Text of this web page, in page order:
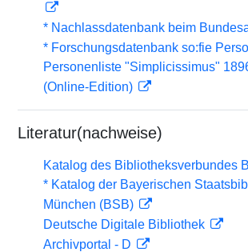
* Nachlassdatenbank beim
* Forschungsdatenbank so:fie
Personenliste "Simplicissimus"
(Online-Edition)
Literatur(nachweise)
Katalog des Bibliotheksverbundes
* Katalog der Bayerischen
München (BSB)
Deutsche Digitale Bibliothek
Archivportal - D